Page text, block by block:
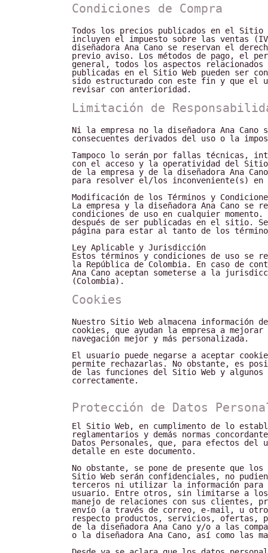
Condiciones de Compra
Todos los precios publicados en el Sitio
incluyen el impuesto sobre las ventas
diseñadora Ana Cano se reservan el
previo aviso. Los métodos de pago, el
general, todos los aspectos
publicadas en el Sitio Web pueden ser
sido estructurado con este fin y que el
revisar con anterioridad.
Limitación de
Ni la empresa no la diseñadora Ana
consecuentes derivados del uso o la
Tampoco lo serán por fallas técnicas,
con el acceso y la operatividad del Sitio
de la empresa y de la diseñadora Ana
para resolver el/los inconveniente(s) en
Modificación de los Términos y
La empresa y la diseñadora Ana Cano
condiciones de uso en cualquier
después de ser publicadas en el sitio.
página para estar al tanto de los
Ley Aplicable y Jurisdicción
Estos términos y condiciones de uso se
la República de Colombia. En caso de
Ana Cano aceptan someterse a la
(Colombia).
Cookies
Nuestro Sitio Web almacena
cookies, que ayudan la empresa a
navegación mejor y más personalizada.
El usuario puede negarse a aceptar
permite rechazarlas. No obstante, es
de las funciones del Sitio Web y
correctamente.
Protección de Datos
El Sitio Web, en cumplimento de lo
reglamentarios y demás normas
Datos Personales, que, para efectos del
detalle en este documento.
No obstante, se pone de presente que
Sitio Web serán confidenciales, no
terceros ni utilizar la información
usuario. Entre otros, sin limitarse a los
manejo de relaciones con sus clientes,
envío (a través de correo, e-mail, u
respecto productos, servicios, ofertas,
de la diseñadora Ana Cano y/o a las
o la diseñadora Ana Cano, así como las